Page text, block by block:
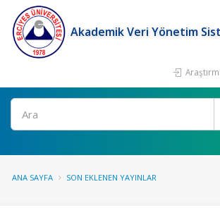
Akademik Veri Yönetim
Ara
ANA SAYFA SON EKLENEN YAYINLAR